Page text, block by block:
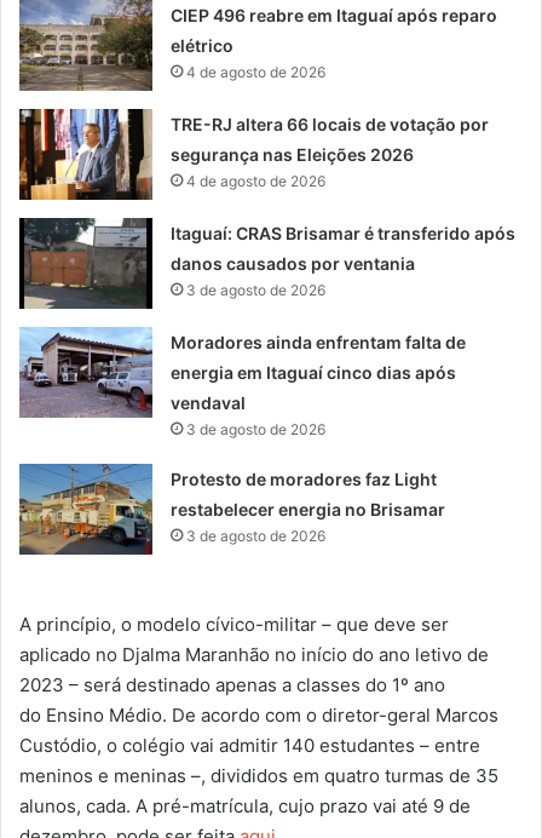
CIEP 496 reabre em Itaguaí após reparo
elétrico
4 de agosto de 2026
TRE-RJ altera 66 locais de votação por
segurança nas Eleições 2026
4 de agosto de 2026
Itaguaí: CRAS Brisamar é transferido após
danos causados por ventania
3 de agosto de 2026
Moradores ainda enfrentam falta de
energia em Itaguaí cinco dias após
vendaval
3 de agosto de 2026
Protesto de moradores faz Light
restabelecer energia no Brisamar
3 de agosto de 2026
A princípio, o modelo cívico-militar – que deve ser
aplicado no Djalma Maranhão no início do ano letivo de
2023 – será destinado apenas a classes do 1º ano
do Ensino Médio. De acordo com o diretor-geral Marcos
Custódio, o colégio vai admitir 140 estudantes – entre
meninos e meninas –, divididos em quatro turmas de 35
alunos, cada. A pré-matrícula, cujo prazo vai até 9 de